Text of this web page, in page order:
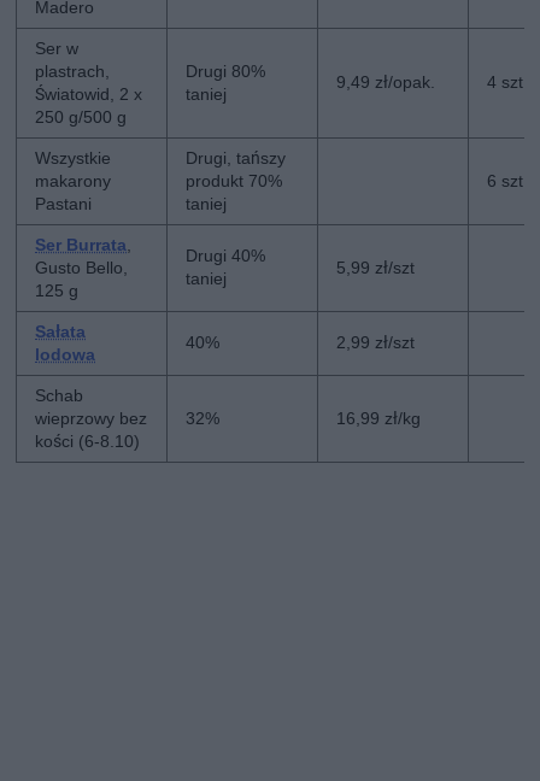
Madero
Ser w
plastrach,
Światowid, 2 x
250 g/500 g
Drugi 80%
taniej
9,49 zł/opak. 4 szt
Wszystkie
makarony
Pastani
Drugi, tańszy
produkt 70%
taniej
6 szt
Ser Burrata
Gusto Bello,
125 g
Drugi 40%
taniej
5,99 zł/szt
Sałata
lodowa
40% 2,99 zł/szt
Schab
wieprzowy bez
kości (6-8.10)
32% 16,99 zł/kg